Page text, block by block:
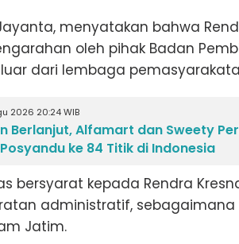
menyatakan bahwa
oleh pihak Badan
dari lembaga
2026 20:24 WIB
Berlanjut, Alfamart dan Sweety
ke 84 Titik di Indonesia
bersyarat kepada Rendra
administratif, sebagaimana
Jatim.